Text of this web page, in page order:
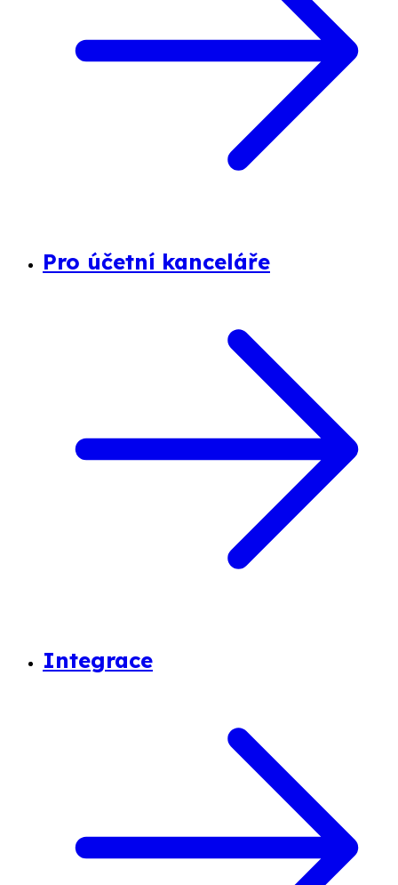
Pro účetní kanceláře
Integrace